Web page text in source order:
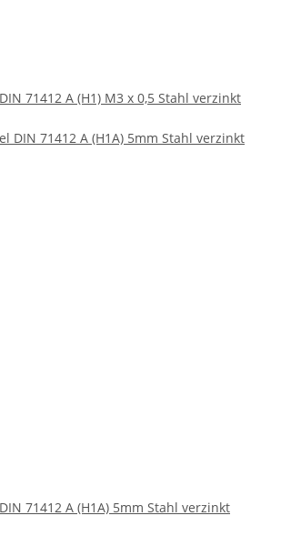
71412 A (H1) M3 x 0,5 Stahl verzinkt
71412 A (H1A) 5mm Stahl verzinkt